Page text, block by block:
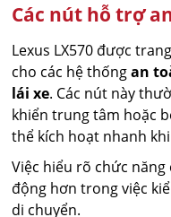
Các nút hỗ trợ
Lexus LX570 được
cho các hệ thốngan
lái xe. Các nút này
khiển trung tâm hoặc
thể kích hoạt nhanh
Việc hiểu rõ chức
động hơn trong việc
di chuyển.